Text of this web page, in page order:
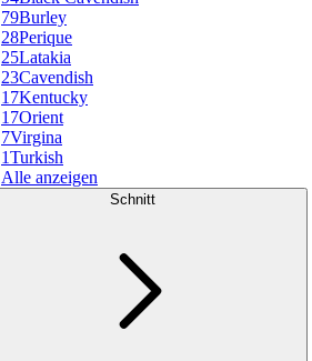
79Burley
28Perique
25Latakia
23Cavendish
17Kentucky
17Orient
7Virgina
1Turkish
Alle anzeigen
Schnitt